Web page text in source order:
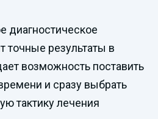
диагностическое
точные результаты в
возможность поставить
и сразу выбрать
тактику лечения